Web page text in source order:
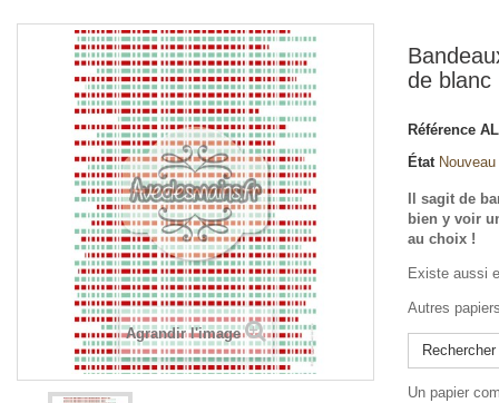
Agrandir l'image
de blanc
Référence
État Nouveau
Il sagit de
bien y voir
au choix !
Existe aussi
Autres
Un papier